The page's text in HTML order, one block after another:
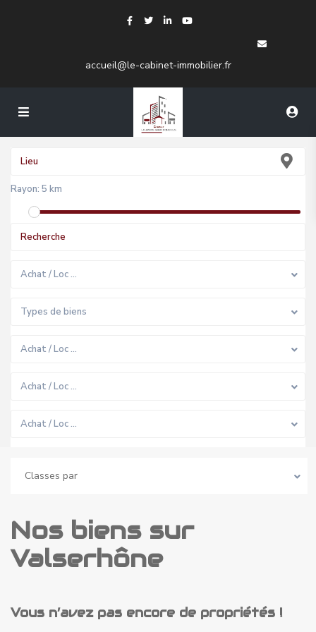
accueil@le-cabinet-immobilier.fr
Rayon: 5 km
Achat / Loc …
Types de biens
Achat / Loc …
Achat / Loc …
Achat / Loc …
Classes par
Nos biens sur
Valserhône
Vous n’avez pas encore de propriétés !